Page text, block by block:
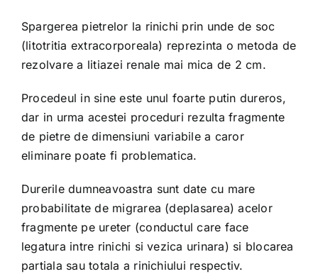
Spargerea pietrelor la rinichi prin unde de soc
(litotritia extracorporeala) reprezinta o metoda de
rezolvare a litiazei renale mai mica de 2 cm.
Procedeul in sine este unul foarte putin dureros,
dar in urma acestei proceduri rezulta fragmente
de pietre de dimensiuni variabile a caror
eliminare poate fi problematica.
Durerile dumneavoastra sunt date cu mare
probabilitate de migrarea (deplasarea) acelor
fragmente pe ureter (conductul care face
legatura intre rinichi si vezica urinara) si blocarea
partiala sau totala a rinichiului respectiv.